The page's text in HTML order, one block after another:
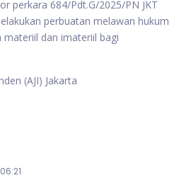
perkara 684/Pdt.G/2025/PN JKT
perbuatan melawan hukum
materiil dan imateriil bagi
(AJI) Jakarta